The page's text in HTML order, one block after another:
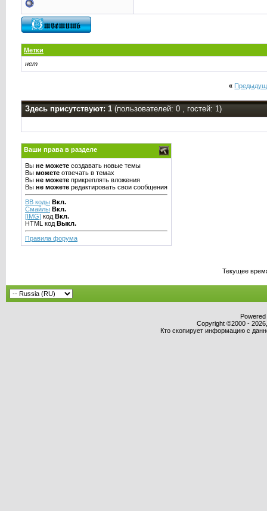
Метки
нет
«
Здесь присутствуют: 1 (пользователей: 0 , гостей: 1)
Ваши права в разделе
Вы не можетесоздавать новые темы
Вы можетеотвечать в темах
Вы не можетеприкреплять вложения
Вы не можетередактировать свои сообщения
BB коды Вкл.
Смайлы Вкл.
[IMG]код Вкл.
HTML код Выкл.
Правила форума
Текущее
Copyright ©2000 -
Кто скопирует информацию с